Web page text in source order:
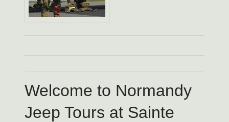
Welcome to Normandy
Jeep Tours at Sainte